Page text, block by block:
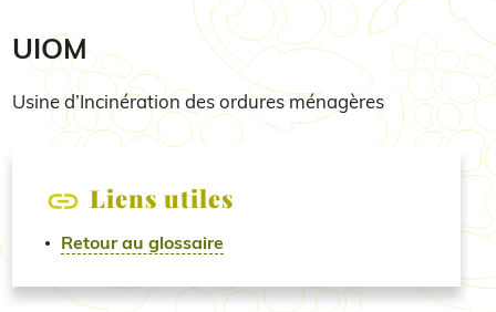
UIOM
Usine d’Incinération des ordures ménagères
Liens utiles
Retour au glossaire